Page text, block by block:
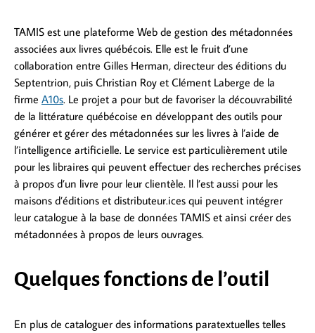
TAMIS est une plateforme Web de gestion des métadonnées
associées aux livres québécois. Elle est le fruit d’une
collaboration entre Gilles Herman, directeur des éditions du
Septentrion, puis Christian Roy et Clément Laberge de la
firme A10s. Le projet a pour but de favoriser la découvrabilité
de la littérature québécoise en développant des outils pour
générer et gérer des métadonnées sur les livres à l’aide de
l’intelligence artificielle. Le service est particulièrement utile
pour les libraires qui peuvent effectuer des recherches précises
à propos d’un livre pour leur clientèle. Il l’est aussi pour les
maisons d’éditions et distributeur.ices qui peuvent intégrer
leur catalogue à la base de données TAMIS et ainsi créer des
métadonnées à propos de leurs ouvrages.
Quelques fonctions de l’outil
En plus de cataloguer des informations paratextuelles telles